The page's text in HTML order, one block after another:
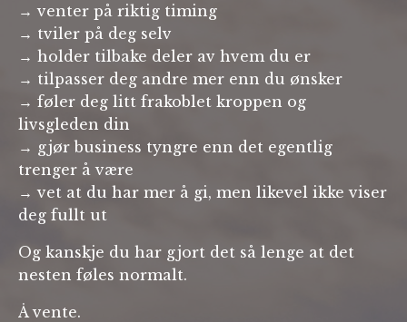
→ venter på riktig timing
→ tviler på deg selv
→ holder tilbake deler av hvem du er
→ tilpasser deg andre mer enn du ønsker
→ føler deg litt frakoblet kroppen og
livsgleden din
→ gjør business tyngre enn det egentlig
trenger å være
→ vet at du har mer å gi, men likevel ikke viser
deg fullt ut
Og kanskje du har gjort det så lenge at det
nesten føles normalt.
Å vente.